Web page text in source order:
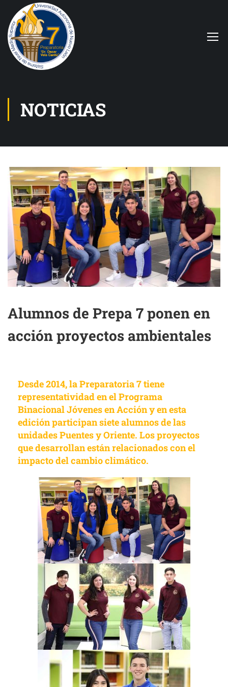
NOTICIAS
Alumnos de Prepa 7 ponen en
acción proyectos ambientales
Desde 2014, la Preparatoria 7 tiene
representatividad en el Programa
Binacional Jóvenes en Acción y en esta
edición participan siete alumnos de las
unidades Puentes y Oriente. Los proyectos
que desarrollan están relacionados con el
impacto del cambio climático.